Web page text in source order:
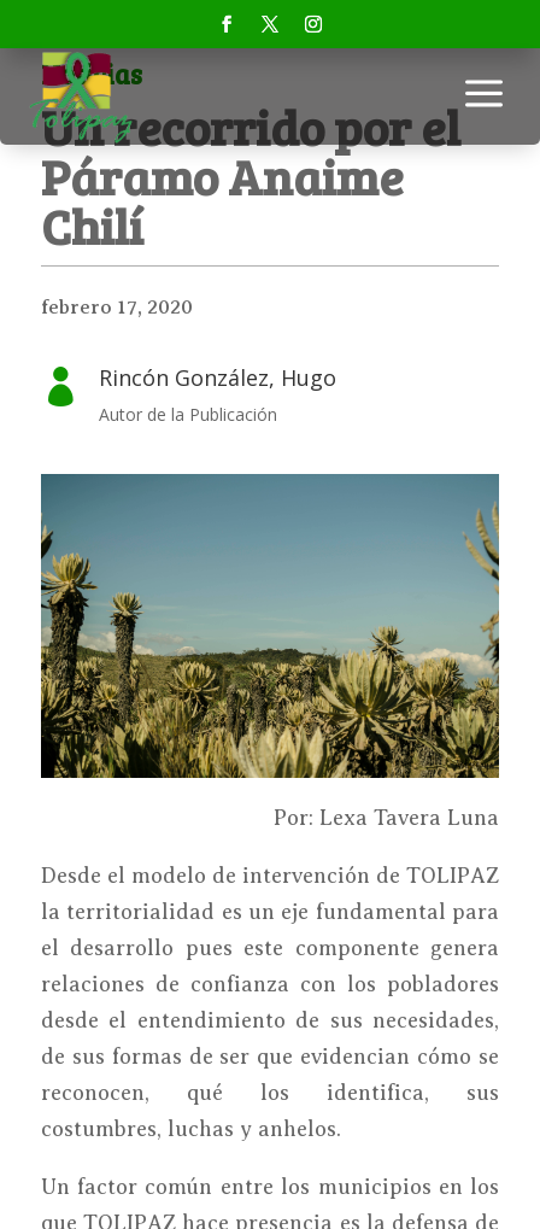
a
Noticias
Un recorrido por el
Páramo Anaime
Chilí
febrero 17, 2020
 Rincón González, Hugo
Autor de la Publicación
Por: Lexa Tavera Luna
Desde el modelo de intervención de TOLIPAZ
la territorialidad es un eje fundamental para
el desarrollo pues este componente genera
relaciones de confianza con los pobladores
desde el entendimiento de sus necesidades,
de sus formas de ser que evidencian cómo se
reconocen, qué los identifica, sus
costumbres, luchas y anhelos.
Un factor común entre los municipios en los
que TOLIPAZ hace presencia es la defensa de